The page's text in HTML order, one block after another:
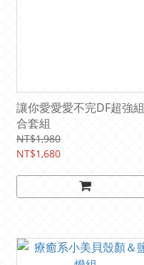
讓你愛愛愛不完DF超強組
合套組
NT$1,980
NT$1,680